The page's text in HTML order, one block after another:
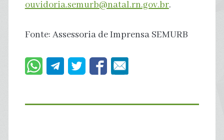
ouvidoria.semurb@natal.rn.gov.br.
Fonte: Assessoria de Imprensa SEMURB